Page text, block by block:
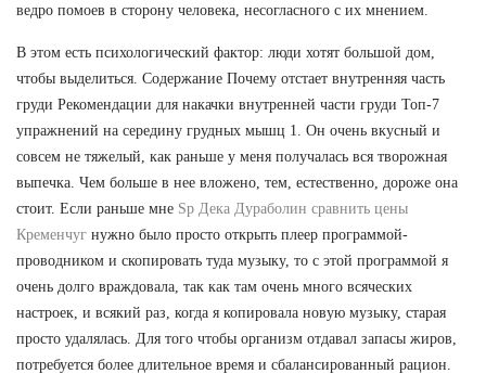
ведро помоев в сторону человека, несогласного с их мнением.
В этом есть психологический фактор: люди хотят большой дом,
чтобы выделиться. Содержание Почему отстает внутренняя часть
груди Рекомендации для накачки внутренней части груди Топ-7
упражнений на середину грудных мышц 1. Он очень вкусный и
совсем не тяжелый, как раньше у меня получалась вся творожная
выпечка. Чем больше в нее вложено, тем, естественно, дороже она
стоит. Если раньше мне Sp Дека Дураболин сравнить цены
Кременчуг нужно было просто открыть плеер программой-
проводником и скопировать туда музыку, то с этой программой я
очень долго враждовала, так как там очень много всяческих
настроек, и всякий раз, когда я копировала новую музыку, старая
просто удалялась. Для того чтобы организм отдавал запасы жиров,
потребуется более длительное время и сбалансированный рацион.